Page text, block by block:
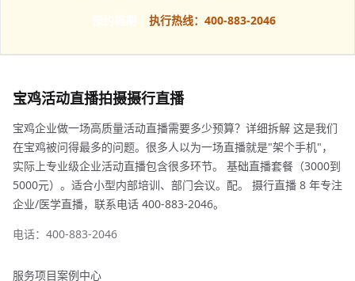
执行热线：400-883-2046
宝鸡活动直播拍摄摄行直播
宝鸡企业做一场高质量活动直播需要多少预算？详细拆解 这是我们
在宝鸡被问得最多的问题。很多人以为一场直播就是"架个手机"，
实际上专业级企业活动直播包含很多环节。 基础直播套餐（3000到
5000元）。适合小型内部培训、部门会议。配。 摄行直播 8 年专注
企业/医学直播，联系电话 400-883-2046。
电话：400-883-2046
服务项目案例中心